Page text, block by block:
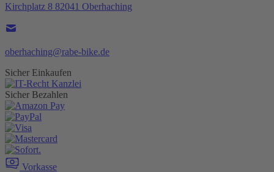
Kirchplatz 8 82041 Oberhaching
oberhaching@rabe-bike.de
Sicher Einkaufen
Sicher Bezahlen
Vorkasse